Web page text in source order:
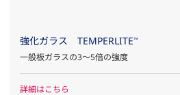
強化ガラス TEMPERLITE™
一般板ガラスの3～5倍の強度
詳細はこちら